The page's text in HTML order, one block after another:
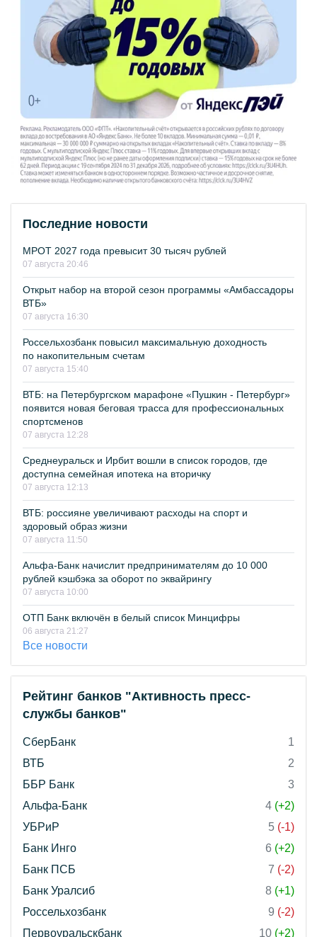
Последние новости
МРОТ 2027 года превысит 30 тысяч рублей
07 августа 20:46
Открыт набор на второй сезон программы «Амбассадоры
ВТБ»
07 августа 16:30
Россельхозбанк повысил максимальную доходность
по накопительным счетам
07 августа 15:40
ВТБ: на Петербургском марафоне «Пушкин - Петербург»
появится новая беговая трасса для профессиональных
спортсменов
07 августа 12:28
Среднеуральск и Ирбит вошли в список городов, где
доступна семейная ипотека на вторичку
07 августа 12:13
ВТБ: россияне увеличивают расходы на спорт и
здоровый образ жизни
07 августа 11:50
Альфа-Банк начислит предпринимателям до 10 000
рублей кэшбэка за оборот по эквайрингу
07 августа 10:00
ОТП Банк включён в белый список Минцифры
06 августа 21:27
Все новости
Рейтинг банков "Активность пресс-
службы банков"
СберБанк
1
ВТБ
2
ББР Банк
3
Альфа-Банк
4 (+2)
УБРиР
5 (-1)
Банк Инго
6 (+2)
Банк ПСБ
7 (-2)
Банк Уралсиб
8 (+1)
Россельхозбанк
9 (-2)
Первоуральскбанк
10 (+2)